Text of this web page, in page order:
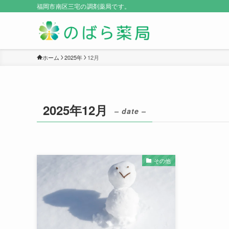
福岡市南区三宅の調剤薬局です。
ホーム 2025年 12月
2025年12月 – date –
その他